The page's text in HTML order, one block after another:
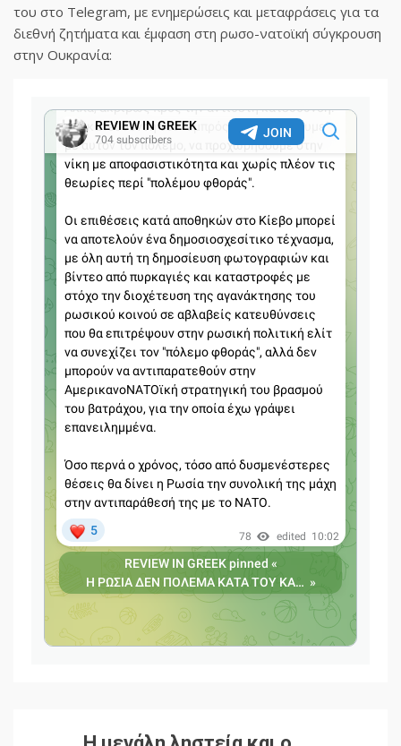
του στο Telegram, με ενημερώσεις και μεταφράσεις για τα
διεθνή ζητήματα και έμφαση στη ρωσο-νατοϊκή σύγκρουση
στην Ουκρανία: